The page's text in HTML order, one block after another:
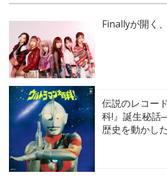
Finallyが開く
伝説のレコー
科!』誕生秘話
歴史を動かし